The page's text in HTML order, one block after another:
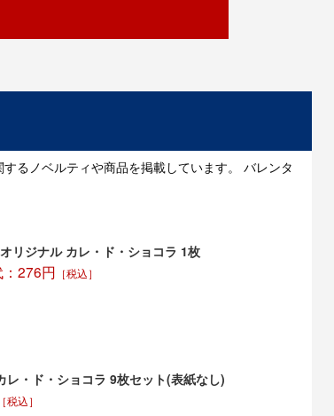
るノベルティや商品を掲載しています。 バレンタ
リジナル カレ・ド・ショコラ 1枚
276円 ［税込］
レ・ド・ショコラ 9枚セット(表紙なし)
［税込］